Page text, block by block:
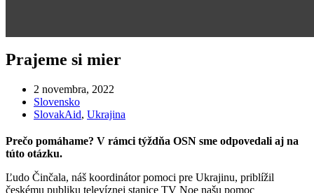
Prajeme si mier
2 novembra, 2022
Slovensko
SlovakAid, Ukrajina
Prečo pomáhame? V rámci týždňa OSN sme odpovedali aj na
túto otázku.
Ľudo Činčala, náš koordinátor pomoci pre Ukrajinu, priblížil
českému publiku televíznej stanice TV Noe našu pomoc